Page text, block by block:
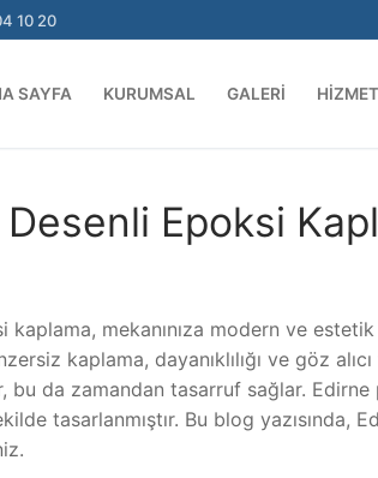
10 20
SAYFA KURUMSAL GALERI
Epoksi
kaplama, mekanınıza modern ve
kaplama, dayanıklılığı ve göz
bu da zamandan tasarruf sağlar.
tasarlanmıştır. Bu blog yazısında,